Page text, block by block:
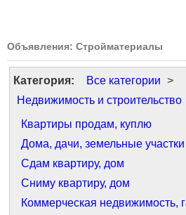
Объявления: Стройматериалы
Категория: Все категории >
Недвижимость и строительство
Квартиры продам, куплю
Дома, дачи, земельные
Сдам квартиру, дом
Сниму квартиру, дом
Коммерческая недвижимость,